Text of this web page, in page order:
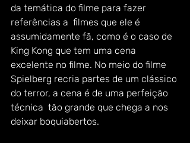
da temática do filme para fazer
referências a  filmes que ele é
assumidamente fã, como é o caso de
King Kong que tem uma cena
excelente no filme. No meio do filme
Spielberg recria partes de um clássico
do terror, a cena é de uma perfeição
técnica  tão grande que chega a nos
deixar boquiabertos.